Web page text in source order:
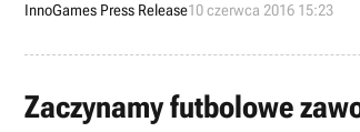
InnoGames Press Release10 czerwca 2016 15:23
Zaczynamy futbolowe